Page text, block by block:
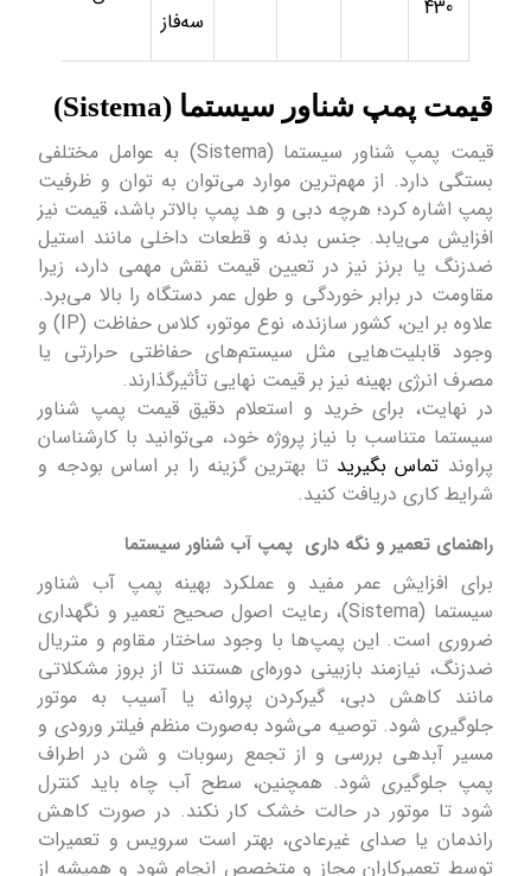
430
سه‌فاز
قیمت پمپ شناور سیستما (Sistema)
قیمت پمپ شناور سیستما (Sistema) به عوامل مختلفی
بستگی دارد. از مهم‌ترین موارد می‌توان به توان و ظرفیت
پمپ اشاره کرد؛ هرچه دبی و هد پمپ بالاتر باشد، قیمت نیز
افزایش می‌یابد. جنس بدنه و قطعات داخلی مانند استیل
ضدزنگ یا برنز نیز در تعیین قیمت نقش مهمی دارد، زیرا
مقاومت در برابر خوردگی و طول عمر دستگاه را بالا می‌برد.
علاوه بر این، کشور سازنده، نوع موتور، کلاس حفاظت (IP) و
وجود قابلیت‌هایی مثل سیستم‌های حفاظتی حرارتی یا
مصرف انرژی بهینه نیز بر قیمت نهایی تأثیرگذارند.
در نهایت، برای خرید و استعلام دقیق قیمت پمپ شناور
سیستما متناسب با نیاز پروژه خود، می‌توانید با کارشناسان
پراوند تماس بگیرید تا بهترین گزینه را بر اساس بودجه و
شرایط کاری دریافت کنید.
راهنمای تعمیر و نگه داری پمپ آب شناور سیستما
برای افزایش عمر مفید و عملکرد بهینه پمپ آب شناور
سیستما (Sistema)، رعایت اصول صحیح تعمیر و نگهداری
ضروری است. این پمپ‌ها با وجود ساختار مقاوم و متریال
ضدزنگ، نیازمند بازبینی دوره‌ای هستند تا از بروز مشکلاتی
مانند کاهش دبی، گیرکردن پروانه یا آسیب به موتور
جلوگیری شود. توصیه می‌شود به‌صورت منظم فیلتر ورودی و
مسیر آبدهی بررسی و از تجمع رسوبات و شن در اطراف
پمپ جلوگیری شود. همچنین، سطح آب چاه باید کنترل
شود تا موتور در حالت خشک کار نکند. در صورت کاهش
راندمان یا صدای غیرعادی، بهتر است سرویس و تعمیرات
توسط تعمیرکاران مجاز و متخصص انجام شود و همیشه از